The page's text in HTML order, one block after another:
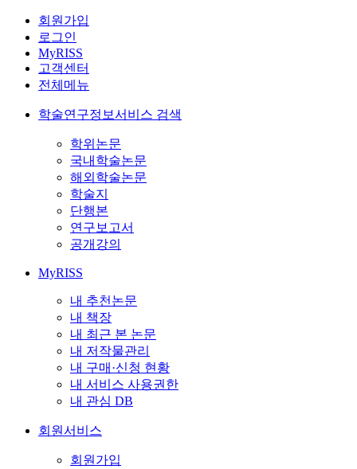
회원가입
로그인
MyRISS
고객센터
전체메뉴
학술연구정보서비스 검색
학위논문
국내학술논문
해외학술논문
학술지
단행본
연구보고서
공개강의
MyRISS
내 추천논문
내 책장
내 최근 본 논문
내 저작물관리
내 구매·신청 현황
내 서비스 사용권한
내 관심 DB
회원서비스
회원가입